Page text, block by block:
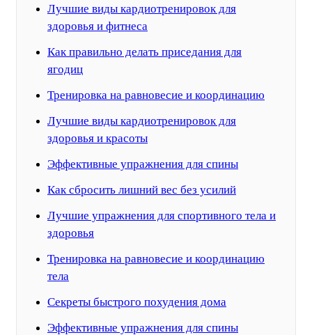
Лучшие виды кардиотренировок для
здоровья и фитнеса
Как правильно делать приседания для
ягодиц
Тренировка на равновесие и координацию
Лучшие виды кардиотренировок для
здоровья и красоты
Эффективные упражнения для спины
Как сбросить лишний вес без усилий
Лучшие упражнения для спортивного тела и
здоровья
Тренировка на равновесие и координацию
тела
Секреты быстрого похудения дома
Эффективные упражнения для спины